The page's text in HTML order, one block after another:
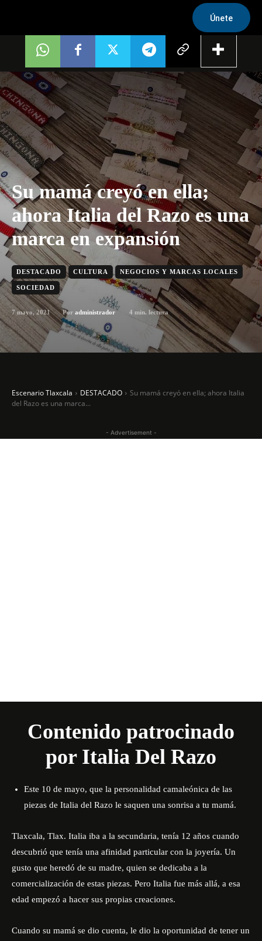
Únete
Su mamá creyó en ella;
ahora Italia del Razo es una
marca en expansión
DESTACADO CULTURA NEGOCIOS Y MARCAS LOCALES
SOCIEDAD
7 mayo, 2021 Por administrador 4 min. lectura
Escenario Tlaxcala DESTACADO
Su mamá creyó en ella; ahora Italia
del Razo es una marca...
- Advertisement -
Contenido patrocinado
por Italia Del Razo
Este 10 de mayo, que la personalidad camaleónica de las
piezas de Italia del Razo le saquen una sonrisa a tu mamá.
Tlaxcala, Tlax. Italia iba a la secundaria, tenía 12 años cuando
descubrió que tenía una afinidad particular con la joyería. Un
gusto que heredó de su madre, quien se dedicaba a la
comercialización de estas piezas. Pero Italia fue más allá, a esa
edad empezó a hacer sus propias creaciones.
Cuando su mamá se dio cuenta, le dio la oportunidad de tener un